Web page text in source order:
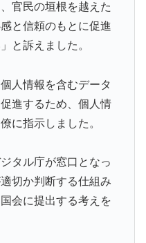
年ワールドカップ韓国準
「英国メディアも一斉に
なかった…」 日本を知っ
国後『本家』に失望する
されてないものってあ
げる日本の医療チーム、
官民の垣根を越えた
と信頼のもとに促進
と訴えました。
人情報を含むデータ
進するため、個人情
に指示しました。
タル庁が窓口となっ
切か判断する仕組み
会に提出する考えを